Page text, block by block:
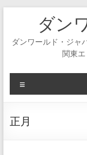
ダン
ダンワールド・ジャ
関東
ニ
正月